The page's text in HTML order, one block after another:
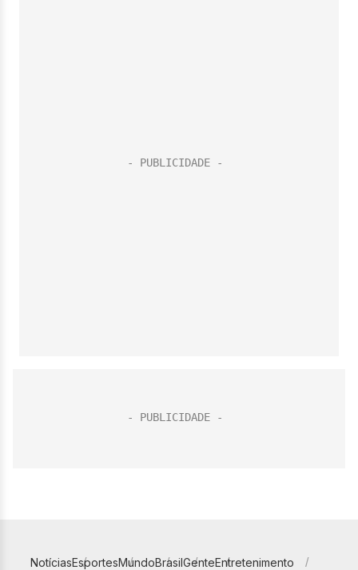
NotíciasEsportesMundoBrasilGenteEntretenimento